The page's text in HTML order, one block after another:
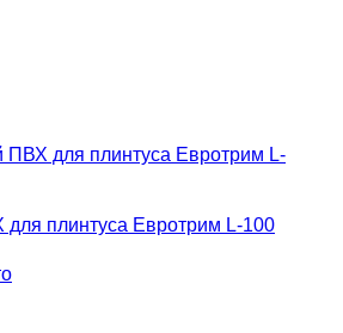
плинтуса Евротрим L-100